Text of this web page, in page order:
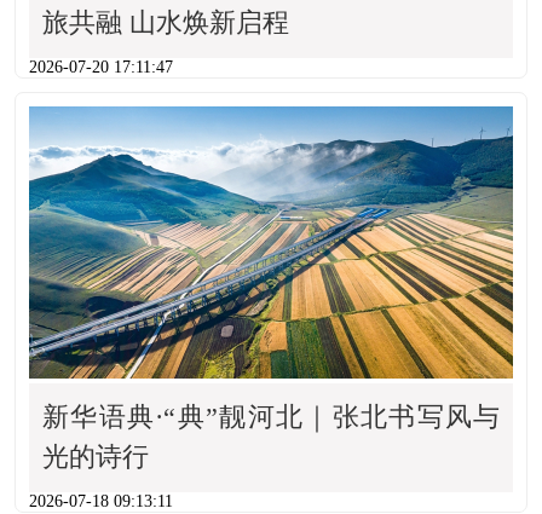
旅共融 山水焕新启程
2026-07-20 17:11:47
新华语典·“典”靓河北｜张北书写风与
光的诗行
2026-07-18 09:13:11